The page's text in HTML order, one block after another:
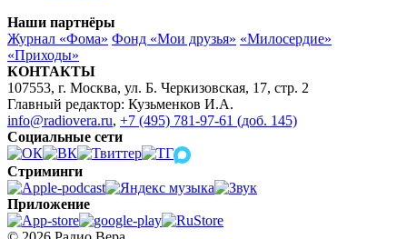
Наши партнёры
Журнал «Фома» Фонд «Мои друзья» «Милосердие»
«Приходы»
КОНТАКТЫ
107553, г. Москва, ул. Б. Черкизовская, 17, стр. 2
Главный редактор: Кузьменков И.А.
info@radiovera.ru, +7 (495) 781-97-61 (доб. 145)
Социальные сети
Стриминги
Приложение